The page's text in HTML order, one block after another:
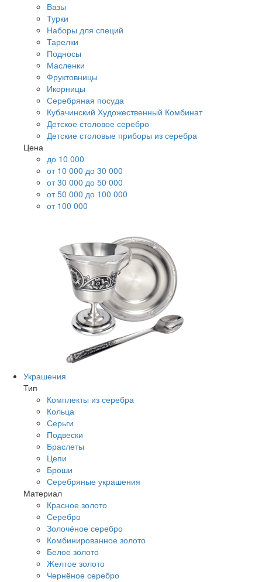
Вазы
Турки
Наборы для специй
Тарелки
Подносы
Масленки
Фруктовницы
Икорницы
Серебряная посуда
Кубачинский Художественный Комбинат
Детское столовое серебро
Детские столовые приборы из серебра
Цена
до 10 000
от 10 000 до 30 000
от 30 000 до 50 000
от 50 000 до 100 000
от 100 000
Украшения
Тип
Комплекты из серебра
Кольца
Серьги
Подвески
Браслеты
Цепи
Броши
Серебряные украшения
Материал
Красное золото
Серебро
Золочёное серебро
Комбинированное золото
Белое золото
Желтое золото
Чернёное серебро